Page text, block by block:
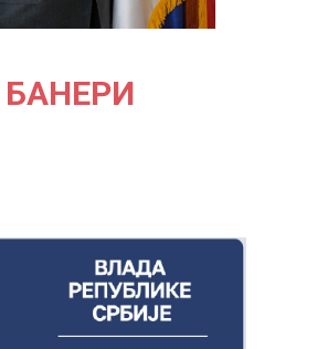
БАНЕРИ